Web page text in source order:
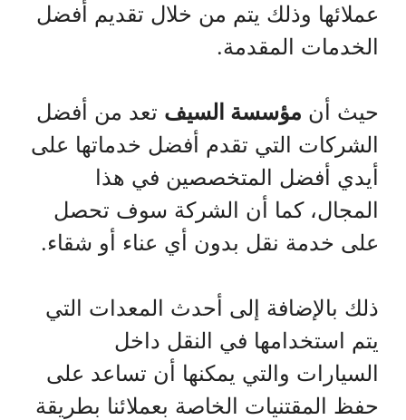
عملائها وذلك يتم من خلال تقديم أفضل
الخدمات المقدمة.
حيث أن مؤسسة السيف تعد من أفضل
الشركات التي تقدم أفضل خدماتها على
أيدي أفضل المتخصصين في هذا
المجال، كما أن الشركة سوف تحصل
على خدمة نقل بدون أي عناء أو شقاء.
ذلك بالإضافة إلى أحدث المعدات التي
يتم استخدامها في النقل داخل
السيارات والتي يمكنها أن تساعد على
حفظ المقتنيات الخاصة بعملائنا بطريقة